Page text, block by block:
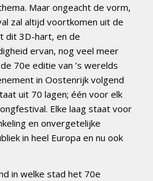
Maar ongeacht de vorm,
zal altijd voortkomen uit de
dit 3D-hart, en de
ervan, nog veel meer
70e editie van ’s werelds
in Oostenrijk volgend
uit 70 lagen; één voor elk
Elke laag staat voor
en onvergetelijke
in heel Europa en nu ook
in welke stad het 70e